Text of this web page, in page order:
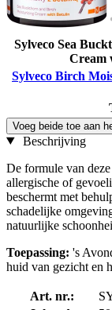
Sylveco Sea
Cream
Sylveco Birch
Voeg beide toe aan
Beschrijving
De formule van
allergische of
beschermt met
schadelijke
natuurlijke
Toepassing: 's
huid van gezicht en
Art. nr.: